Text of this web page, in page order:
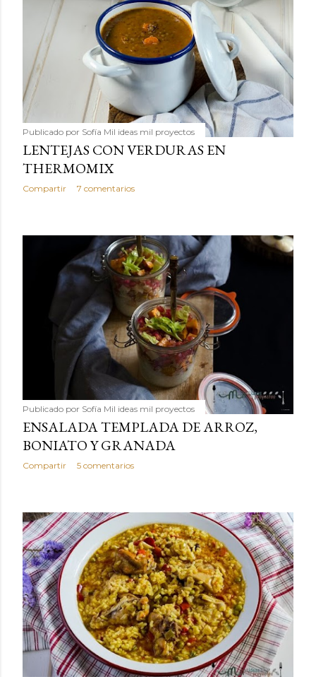
Publicado por Sofía Mil ideas mil proyectos
LENTEJAS CON VERDURAS EN
THERMOMIX
Compartir 7 comentarios
Publicado por Sofía Mil ideas mil proyectos
ENSALADA TEMPLADA DE ARROZ,
BONIATO Y GRANADA
Compartir 5 comentarios